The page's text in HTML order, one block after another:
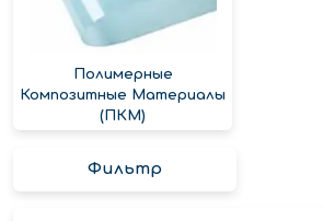
Полимерные
Композитные Материалы
(ПКМ)
Фильтр